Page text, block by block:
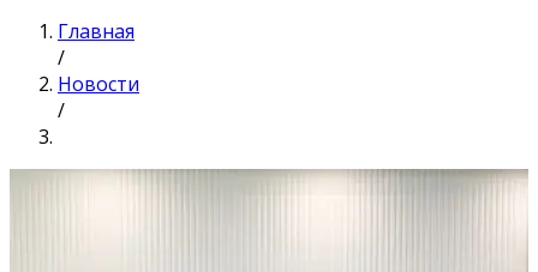
Главная
/
Новости
/